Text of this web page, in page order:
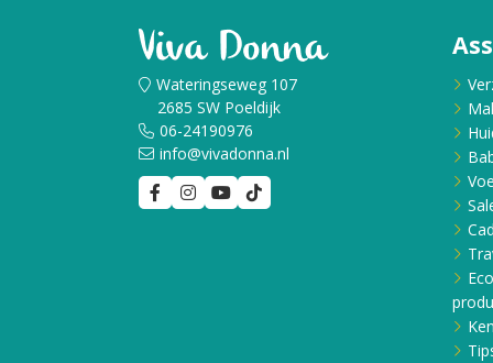
Wateringseweg 107
2685 SW Poeldijk
06-24190976
info@vivadonna.nl